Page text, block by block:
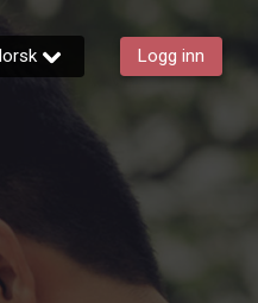
Logg inn